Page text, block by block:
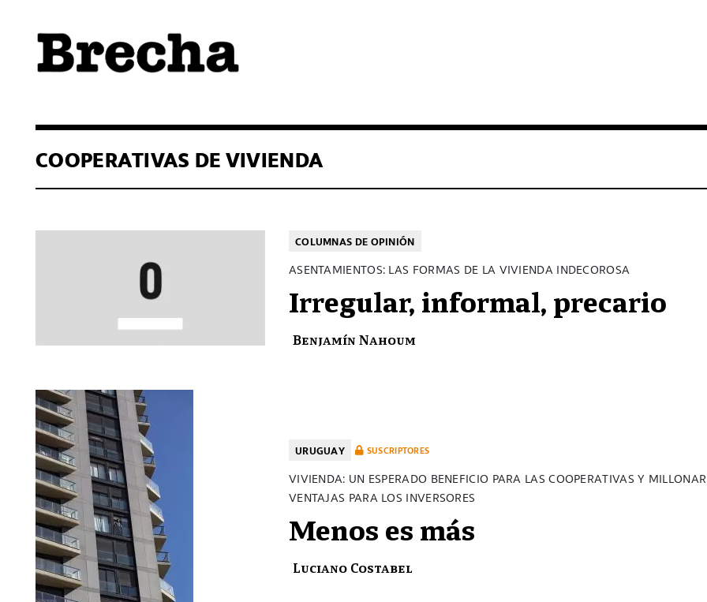
COOPERATIVAS DE VIVIENDA
COLUMNAS DE OPINIÓN
ASENTAMIENTOS: LAS FORMAS DE LA VIVIENDA INDECOROSA
Irregular, informal, precario
Benjamín Nahoum
URUGUAY SUSCRIPTORES
VIVIENDA: UN ESPERADO BENEFICIO PARA LAS COOPERATIVAS Y
VENTAJAS PARA LOS INVERSORES
Menos es más
Luciano Costabel